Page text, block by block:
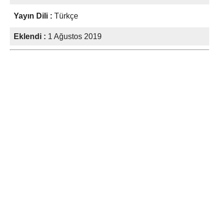
Yayın Dili : Türkçe
Eklendi : 1 Ağustos 2019